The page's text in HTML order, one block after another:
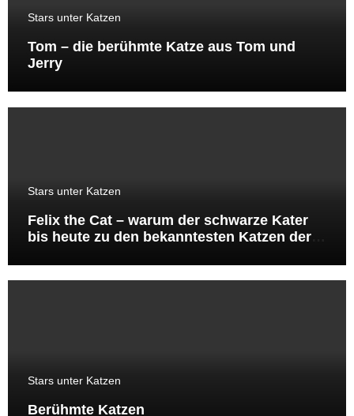
Stars unter Katzen
Tom – die berühmte Katze aus Tom und
Jerry
Stars unter Katzen
Felix the Cat – warum der schwarze Kater
bis heute zu den bekanntesten Katzen der
Stars unter Katzen
Berühmte Katzen